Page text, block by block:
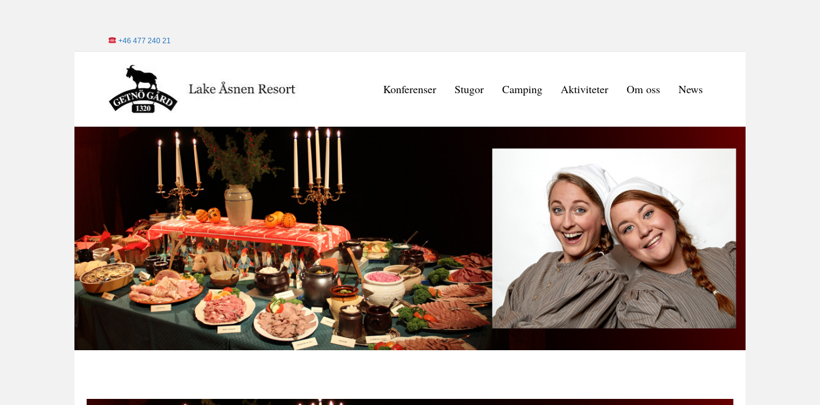
+46 477 240 21
Konferenser Stugor Camping Aktiviteter Om oss News